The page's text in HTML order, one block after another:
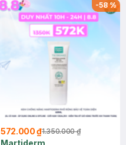
-58%
572.000 ₫1.350.000 ₫
Martiderm